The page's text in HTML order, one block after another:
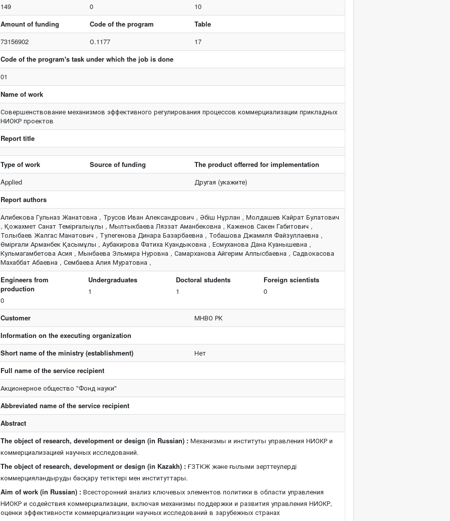
149
0
10
Amount of funding
Code of the program
Table
73156902
О.1177
17
Code of the program's task under which the job is done
01
Name of work
Совершенствование механизмов эффективного регулирования процессов коммерциализации прикладных
НИОКР проектов
Report title
Type of work Source of funding
The product offerred for implementation
Applied
Другая (укажите)
Report authors
Алибекова Гульназ Жанатовна , Трусов Иван Александрович , Әбіш Нұрлан , Молдашев Кайрат Булатович
, Қожахмет Санат Темірғалыұлы , Мылтыкбаева Ляззат Аманбековна , Каженов Сакен Габитович ,
Толыбаев Жалгас Манатович , Тулегенова Динара Базарбаевна , Тобашова Джамиля Файзуллаевна ,
Өмірғали Арманбек Қасымұлы , Аубакирова Фатиха Куандыковна , Есмуханова Дана Куанышевна ,
Кульмагамбетова Асия , Мынбаева Эльмира Нуровна , Самарханова Айгерим Алпысбаевна , Садвокасова
Махаббат Абаевна , Сембаева Алия Муратовна ,
Engineers from
production
0
Undergraduates
1
Doctoral students
1
Foreign scientists
0
Customer
МНВО РК
Information on the executing organization
Short name of the ministry (establishment)
Нет
Full name of the service recipient
Акционерное общество "Фонд науки"
Abbreviated name of the service recipient
Abstract
The object of research, development or design (in Russian) : Механизмы и институты управления НИОКР и
коммерциализацией научных исследований.
The object of research, development or design (in Kazakh) :ҒЗТКЖ және ғылыми зерттеулерді
коммерцияландыруды басқару тетіктері мен институттары.
Aim of work (in Russian) : Всесторонний анализ ключевых элементов политики в области управления
НИОКР и содействия коммерциализации, включая механизмы поддержки и развития управления НИОКР,
оценки эффективности коммерциализации научных исследований в зарубежных странах